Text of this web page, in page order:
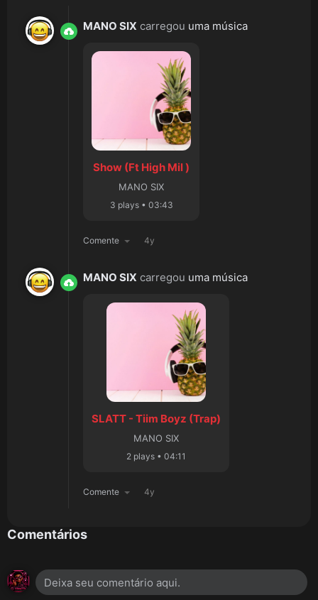
MANO SIX carregou uma música
Show (Ft High Mil )
MANO SIX
3 plays • 03:43
Comente 4y
MANO SIX carregou uma música
SLATT - Tiim Boyz (Trap)
MANO SIX
2 plays • 04:11
Comente 4y
Comentários